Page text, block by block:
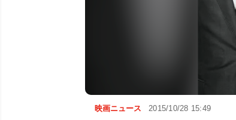
映画ニュース 2015/10/28 15:49